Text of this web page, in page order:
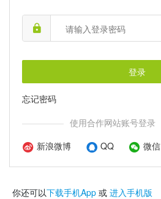
登录
忘记密码
使用合作网站账号登录
新浪微博
QQ 微信
你还可以下载手机App 或 进入手机版